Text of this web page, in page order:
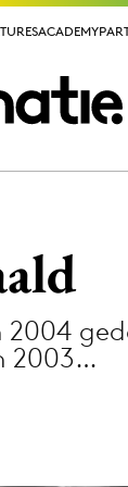
ACADEMY
ACADEMY
2003…